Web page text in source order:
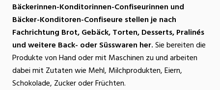
Nahrung
Natur
Verkehr/Logistik
Wirtschaft/Verwaltung
Bäckerinnen-Konditorinnen-Confiseurinnen und
Bäcker-Konditoren-Confiseure stellen je nach
Fachrichtung Brot, Gebäck, Torten, Desserts, Pralinés
und weitere Back- oder Süsswaren her.Sie bereiten die
Produkte von Hand oder mit Maschinen zu und arbeiten
dabei mit Zutaten wie Mehl, Milchprodukten, Eiern,
Schokolade, Zucker oder Früchten.